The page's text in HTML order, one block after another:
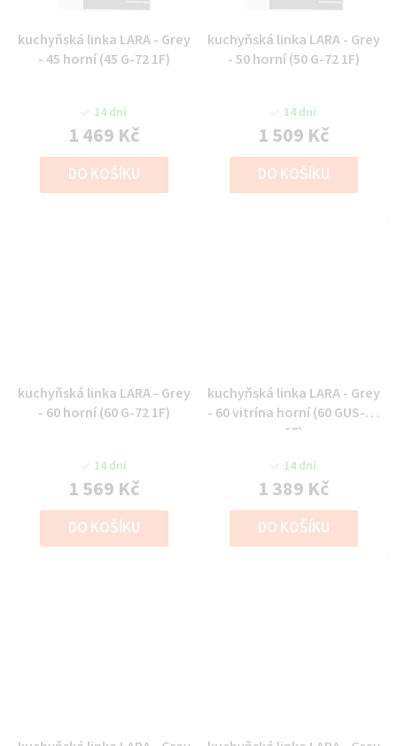
kuchyňská linka LARA - Grey
- 45 horní (45 G-72 1F)
14 dní
1 469 Kč
DO KOŠÍKU
kuchyňská linka LARA - Grey
- 50 horní (50 G-72 1F)
14 dní
1 509 Kč
DO KOŠÍKU
kuchyňská linka LARA - Grey
- 60 horní (60 G-72 1F)
14 dní
1 569 Kč
DO KOŠÍKU
kuchyňská linka LARA - Grey
- 60 vitrína horní (60 GUS-36
1F)
14 dní
1 389 Kč
DO KOŠÍKU